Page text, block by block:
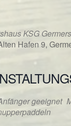
KSG
Hafen 9,
geeignet